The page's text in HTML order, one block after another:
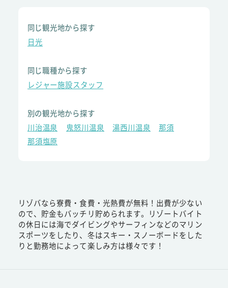
同じ観光地から探す
日光
同じ職種から探す
レジャー施設スタッフ
別の観光地から探す
川治温泉
鬼怒川温泉 湯西川温泉
那須
那須塩原
リゾバなら寮費・食費・光熱費が無料！出費が少ない
ので、貯金もバッチリ貯められます。リゾートバイト
の休日には海でダイビングやサーフィンなどのマリン
スポーツをしたり、冬はスキー・スノーボードをした
りと勤務地によって楽しみ方は様々です！